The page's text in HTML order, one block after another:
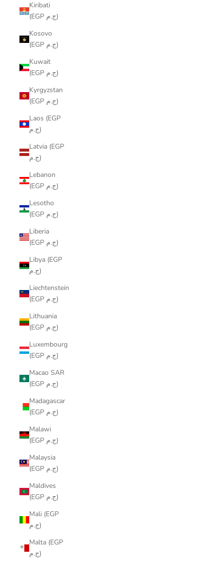
Kiribati
(EGP ج.م)
Kosovo
(EGP ج.م)
Kuwait
(EGP ج.م)
Kyrgyzstan
(EGP ج.م)
Laos (EGP
ج.م)
Latvia (EGP
ج.م)
Lebanon
(EGP ج.م)
Lesotho
(EGP ج.م)
Liberia
(EGP ج.م)
Libya (EGP
ج.م)
Liechtenstein
(EGP ج.م)
Lithuania
(EGP ج.م)
Luxembourg
(EGP ج.م)
Macao SAR
(EGP ج.م)
Madagascar
(EGP ج.م)
Malawi
(EGP ج.م)
Malaysia
(EGP ج.م)
Maldives
(EGP ج.م)
Mali (EGP
ج.م)
Malta (EGP
ج.م)